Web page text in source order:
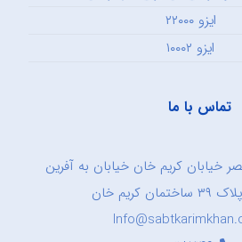
ایزو ۲۲۰۰۰
ایزو ۱۰۰۰۲
تماس با ما
خیابان کریم خان خیابان به آفرین
خان